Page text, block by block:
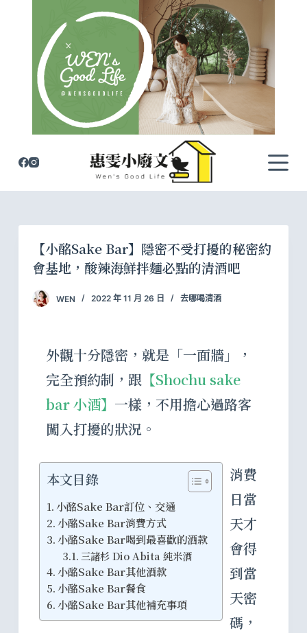
【小酩Sake Bar】隱密不受打擾的秘密約
會基地，酸辣海鮮拌麵必點的清酒吧
WEN 2022 年 11 月 26 日 去哪喝清酒
外觀十分隱密，就是「一面牆」，
完全預約制，跟 【Shochu sake
bar 小酒】 一樣，不用擔心過路客
闖入打擾的狀況。
本文目錄
小酩Sake Bar訂位、交通
小酩Sake Bar消費方式
小酩Sake Bar喝到最喜歡的酒款
三諸杉 Dio Abita 純米酒
小酩Sake Bar其他酒款
小酩Sake Bar餐食
小酩Sake Bar其他補充事項
消費
日當
天才
會得
到當
天密
碼，